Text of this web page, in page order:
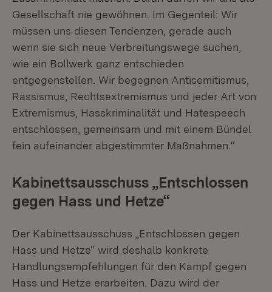
Gesellschaft nie gewöhnen. Im Gegenteil: Wir
müssen uns diesen Tendenzen, gerade auch
wenn sie sich neue Verbreitungswege suchen,
wie ein Bollwerk ganz entschieden
entgegenstellen. Wir begegnen Antisemitismus,
Rassismus, Rechtsextremismus und jeder Art von
Extremismus, Hasskriminalität und Hatespeech
entschlossen, gemeinsam und mit einem Bündel
fein aufeinander abgestimmter Maßnahmen.“
Kabinettsausschuss „Entschlossen
gegen Hass und Hetze“
Der Kabinettsausschuss „Entschlossen gegen
Hass und Hetze“ wird deshalb konkrete
Handlungsempfehlungen für den Kampf gegen
Hass und Hetze erarbeiten. Dazu wird der